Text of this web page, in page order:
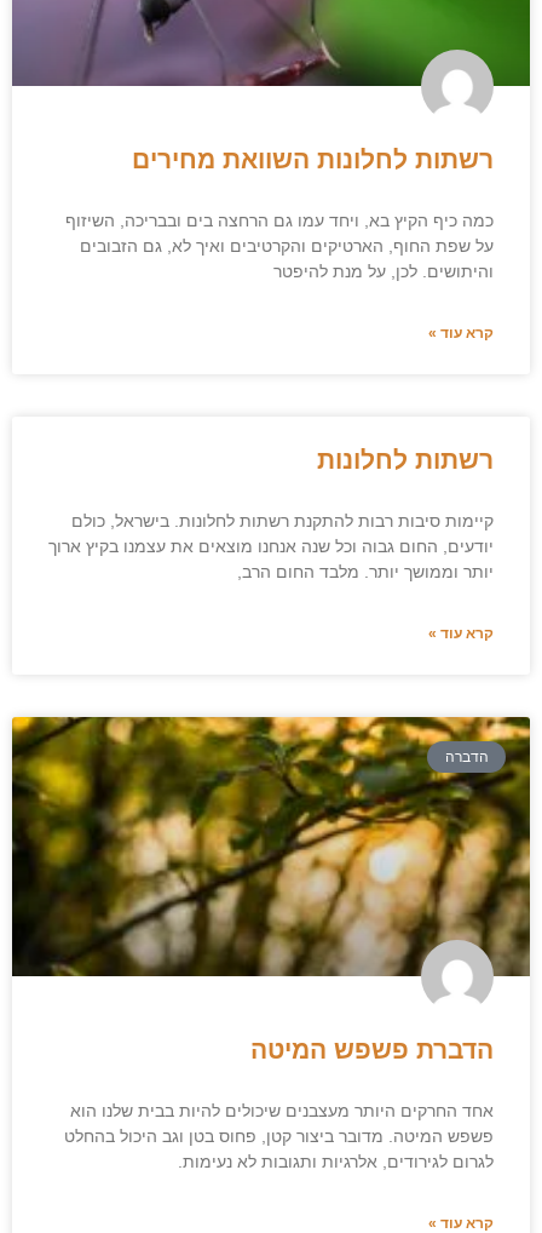
רשתות לחלונות השוואת מחירים
כמה כיף הקיץ בא, ויחד עמו גם הרחצה בים ובבריכה, השיזוף
על שפת החוף, הארטיקים והקרטיבים ואיך לא, גם הזבובים
והיתושים. לכן, על מנת להיפטר
קרא עוד »
רשתות לחלונות
קיימות סיבות רבות להתקנת רשתות לחלונות. בישראל, כולם
יודעים, החום גבוה וכל שנה אנחנו מוצאים את עצמנו בקיץ ארוך
יותר וממושך יותר. מלבד החום הרב,
קרא עוד »
הדברה
הדברת פשפש המיטה
אחד החרקים היותר מעצבנים שיכולים להיות בבית שלנו הוא
פשפש המיטה. מדובר ביצור קטן, פחוס בטן וגב היכול בהחלט
לגרום לגירודים, אלרגיות ותגובות לא נעימות.
קרא עוד »